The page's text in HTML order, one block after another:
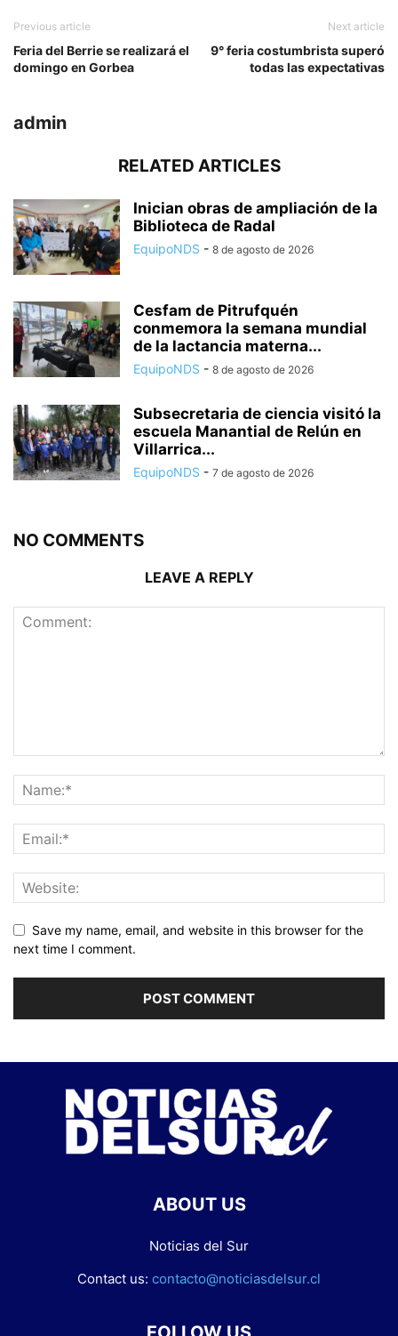
Previous article
Feria del Berrie se realizará el
domingo en Gorbea
Next article
9° feria costumbrista superó
todas las expectativas
admin
RELATED ARTICLES
Inician obras de ampliación de la
Biblioteca de Radal
EquipoNDS - 8 de agosto de 2026
Cesfam de Pitrufquén
conmemora la semana mundial
de la lactancia materna...
EquipoNDS - 8 de agosto de 2026
Subsecretaria de ciencia visitó la
escuela Manantial de Relún en
Villarrica...
EquipoNDS - 7 de agosto de 2026
NO COMMENTS
LEAVE A REPLY
Save my name, email, and website in this browser for the
next time I comment.
ABOUT US
Noticias del Sur
Contact us: contacto@noticiasdelsur.cl